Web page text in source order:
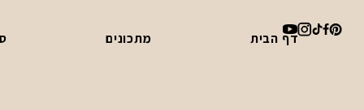
דף הבית מתכונים